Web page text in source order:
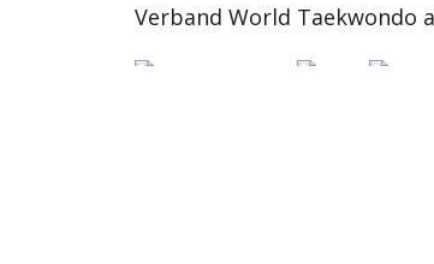
Verband World Taekwondo